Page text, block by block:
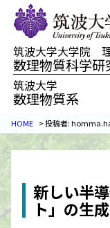
筑波大学大学院
数理物質科学研
筑波大学
数理物質系
HOME >投稿者:
新しい半
ト」の生